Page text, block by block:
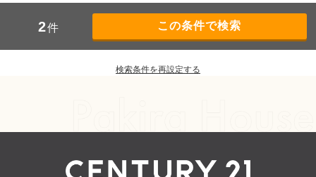
2件
検索条件を再設定する